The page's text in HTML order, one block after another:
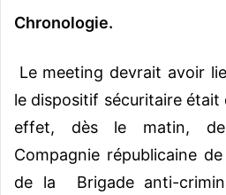
Chronologie.
Le meeting devrait avoir
le dispositif sécuritaire était
effet, dès le matin,
Compagnie républicaine
de la Brigade anti-